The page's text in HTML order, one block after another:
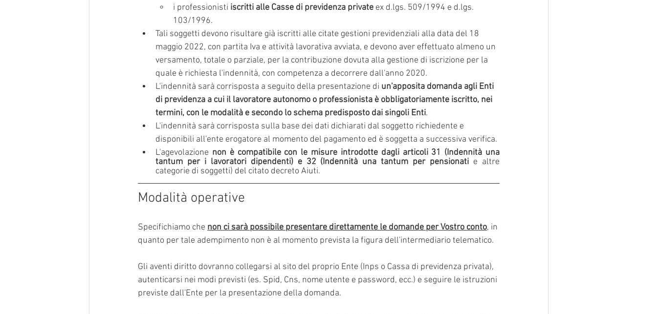
i professionisti iscritti alle Casse di previdenza private ex d.lgs. 509/1994 e d.lgs.
103/1996.
Tali soggetti devono risultare già iscritti alle citate gestioni previdenziali alla data del 18
maggio 2022, con partita Iva e attività lavorativa avviata, e devono aver effettuato almeno un
versamento, totale o parziale, per la contribuzione dovuta alla gestione di iscrizione per la
quale è richiesta l'indennità, con competenza a decorrere dall'anno 2020.
L'indennità sarà corrisposta a seguito della presentazione di un'apposita domanda agli Enti
di previdenza a cui il lavoratore autonomo o professionista è obbligatoriamente iscritto, nei
termini, con le modalità e secondo lo schema predisposto dai singoli Enti.
L'indennità sarà corrisposta sulla base dei dati dichiarati dal soggetto richiedente e
disponibili all'ente erogatore al momento del pagamento ed è soggetta a successiva verifica.
L'agevolazione non è compatibile con le misure introdotte dagli articoli 31 (Indennità una
tantum per i lavoratori dipendenti) e 32 (Indennità una tantum per pensionati e altre
categorie di soggetti) del citato decreto Aiuti.
Modalità operative
Specifichiamo che non ci sarà possibile presentare direttamente le domande per Vostro conto, in
quanto per tale adempimento non è al momento prevista la figura dell'intermediario telematico.
Gli aventi diritto dovranno collegarsi al sito del proprio Ente (Inps o Cassa di previdenza privata),
autenticarsi nei modi previsti (es. Spid, Cns, nome utente e password, ecc.) e seguire le istruzioni
previste dall'Ente per la presentazione della domanda.